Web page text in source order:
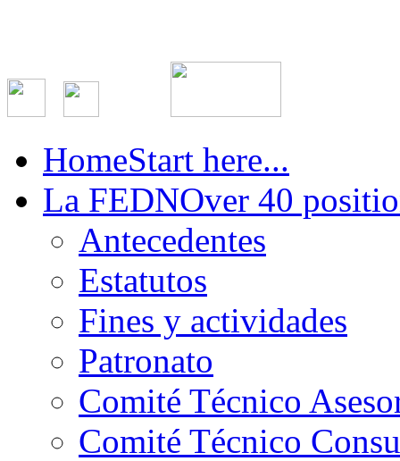
HomeStart here...
La FEDNOver 40
Antecedentes
Estatutos
Fines y actividades
Patronato
Comité Técnico
Comité Técnico